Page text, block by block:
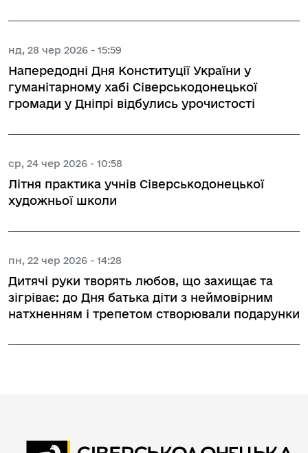
нд, 28 чер 2026 - 15:59
Напередодні Дня Конституції України у
гуманітарному хабі Сіверськодонецької
громади у Дніпрі відбулись урочистості
ср, 24 чер 2026 - 10:58
Літня практика учнів Сіверськодонецької
художньої школи
пн, 22 чер 2026 - 14:28
Дитячі руки творять любов, що захищає та
зігріває: до Дня батька діти з неймовірним
натхненням і трепетом створювали подарунки